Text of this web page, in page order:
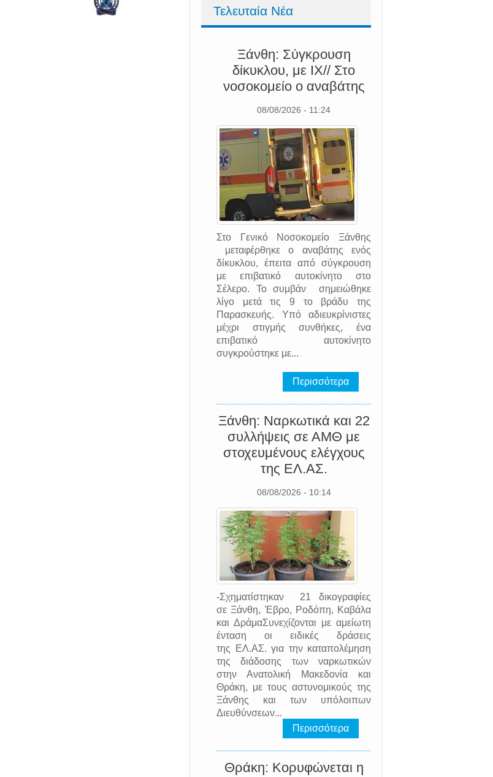
Τελευταία Νέα
Ξάνθη: Σύγκρουση
δίκυκλου, με ΙΧ// Στο
νοσοκομείο ο αναβάτης
08/08/2026 - 11:24
Στο Γενικό Νοσοκομείο Ξάνθης
μεταφέρθηκε ο αναβάτης ενός
δίκυκλου, έπειτα από σύγκρουση
με επιβατικό αυτοκίνητο στο
Σέλερο. Το συμβάν σημειώθηκε
λίγο μετά τις 9 το βράδυ της
Παρασκευής. Υπό αδιευκρίνιστες
μέχρι στιγμής συνθήκες, ένα
επιβατικό αυτοκίνητο
συγκρούστηκε με...
Περισσότερα
Ξάνθη: Ναρκωτικά και 22
συλλήψεις σε ΑΜΘ με
στοχευμένους ελέγχους
της EΛ.AΣ.
08/08/2026 - 10:14
-Σχηματίστηκαν 21 δικογραφίες
σε Ξάνθη, Έβρο, Ροδόπη, Καβάλα
και ΔράμαΣυνεχίζονται με αμείωτη
ένταση οι ειδικές δράσεις
της EΛ.AΣ. για την καταπολέμηση
της διάδοσης των ναρκωτικών
στην Ανατολική Μακεδονία και
Θράκη, με τους αστυνομικούς της
Ξάνθης και των υπόλοιπων
Διευθύνσεων...
Περισσότερα
Θράκη: Κορυφώνεται η